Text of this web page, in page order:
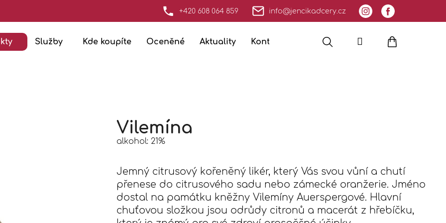
Služby Kde koupíte Oceněné Aktuality Kontakty Moje objednávka
HledatPřihlášeníNákupní
+420 608 064 859 info@jencikadcery.cz
Vilemína
alkohol: 21%
Jemný citrusový kořeněný likér, který Vás svou vůní a chutí
přenese do citrusového sadu nebo zámecké oranžerie. Jméno
dostal na památku kněžny Vilemíny Auerspergové. Hlavní
chuťovou složkou jsou odrůdy citronů a macerát z hřebíčku,
Následující